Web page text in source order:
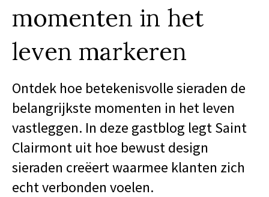
momenten in het
leven markeren
Ontdek hoe betekenisvolle sieraden de
belangrijkste momenten in het leven
vastleggen. In deze gastblog legt Saint
Clairmont uit hoe bewust design
sieraden creëert waarmee klanten zich
echt verbonden voelen.